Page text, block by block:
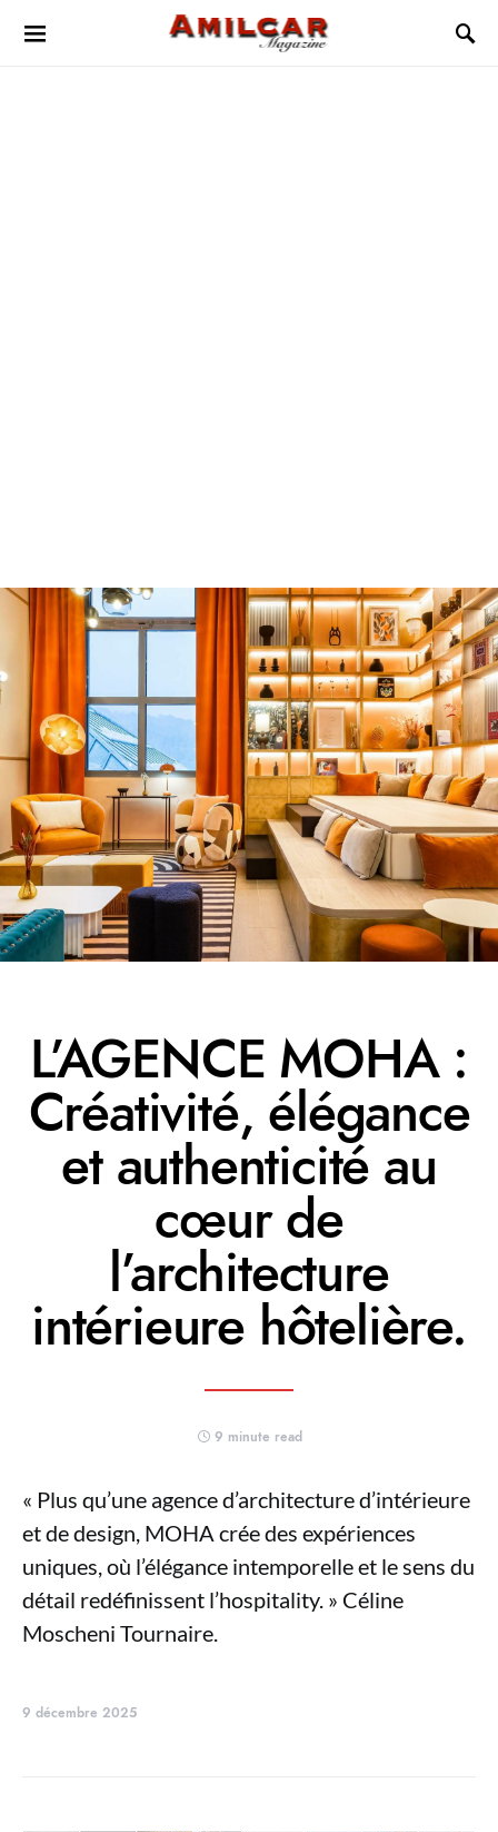
L’AGENCE MOHA :
Créativité, élégance
et authenticité au
cœur de
l’architecture
intérieure hôtelière.
9 minute read
« Plus qu’une agence d’architecture d’intérieure
et de design, MOHA crée des expériences
uniques, où l’élégance intemporelle et le sens du
détail redéfinissent l’hospitality. » Céline
Moscheni Tournaire.
9 décembre 2025